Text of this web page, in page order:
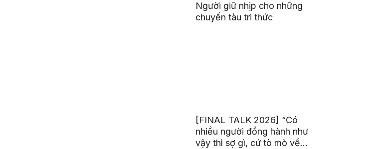
Người giữ nhịp cho những
chuyến tàu tri thức
[FINAL TALK 2026] “Có
nhiều người đồng hành như
vậy thì sợ gì, cứ tò mò về